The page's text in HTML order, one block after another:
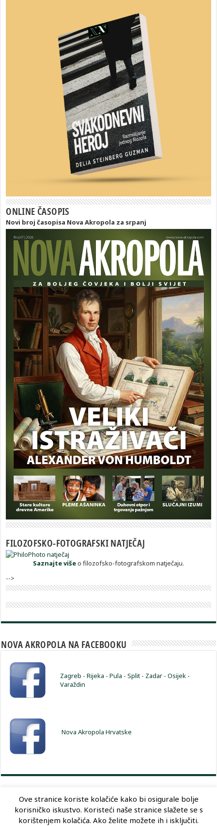
ONLINE ČASOPIS
Novi broj časopisa Nova Akropola za srpanj
FILOZOFSKO-FOTOGRAFSKI NATJEČAJ
Saznajte višeo filozofsko-fotografskom natječaju.
-->
NOVA AKROPOLA NA FACEBOOKU
Zagreb -Rijeka -Pula -Split - Zadar -Osijek -
Varaždin
Nova Akropola Hrvatske
Dizajn: Optimum Dizajn
Ove stranice koriste kolačiće kako bi osigurale bolje
korisničko iskustvo. Koristeći naše stranice slažete se s
korištenjem kolačića. Ako želite možete ih i isključiti.